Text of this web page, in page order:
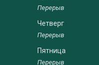
Четверг
Пятница